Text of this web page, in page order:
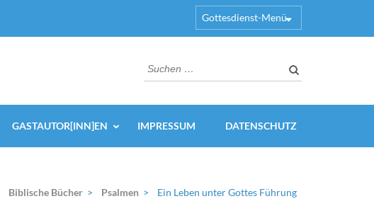
Gottesdienst-Menü
Suchen
nach:
GASTAUTOR[INN]EN IMPRESSUM DATENSCHUTZ
Biblische Bücher > Psalmen > Ein Leben unter Gottes Führung